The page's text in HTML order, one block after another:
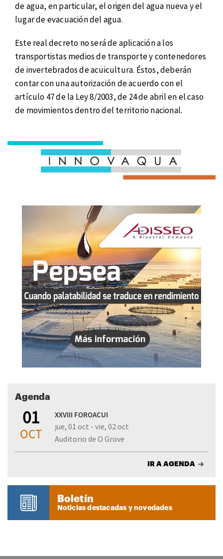
de agua, en particular, el origen del agua nueva y el
lugar de evacuación del agua.
Este real decreto no será de aplicación a los
transportistas medios de transporte y contenedores
de invertebrados de acuicultura. Éstos, deberán
contar con una autorización de acuerdo con el
artículo 47 de la Ley 8/2003, de 24 de abril en el caso
de movimientos dentro del territorio nacional.
Agenda
01
OCT
XXVIII FOROACUI
jue, 01 oct - vie, 02 oct
Auditorio de O Grove
IR A AGENDA
Boletín
Noticias destacadas y novedades